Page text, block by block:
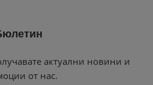
актуални новини и
от нас.